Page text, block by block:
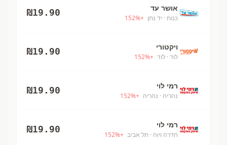
אושר עד
כנות · יד נתן +
152%
₪19.90
ויקטורי
לוד · לוד +
152%
₪19.90
רמי לוי
נהריה · נהריה +
152%
₪19.90
רמי לוי
חדרה ויוה · תל אביב +
152%
₪19.90